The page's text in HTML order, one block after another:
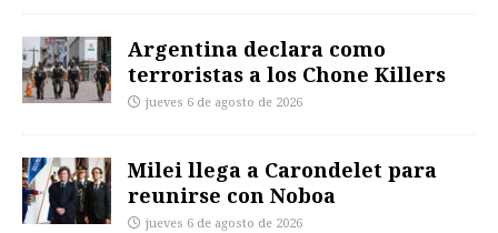
Argentina declara como
terroristas a los Chone Killers
jueves 6 de agosto de 2026
Milei llega a Carondelet para
reunirse con Noboa
jueves 6 de agosto de 2026